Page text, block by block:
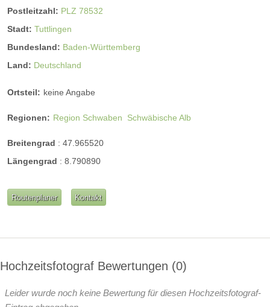
Postleitzahl: PLZ 78532
Stadt: Tuttlingen
Bundesland: Baden-Württemberg
Land: Deutschland
Ortsteil: keine Angabe
Regionen: Region Schwaben Schwäbische Alb
Breitengrad : 47.965520
Längengrad : 8.790890
Routenplaner Kontakt
Hochzeitsfotograf Bewertungen 0
Leider wurde noch keine Bewertung für diesen Hochzeitsfotograf-